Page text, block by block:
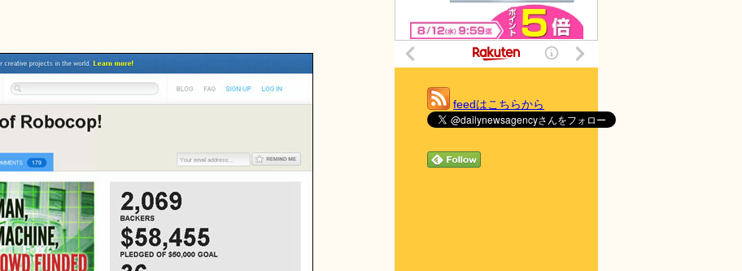
feedはこちらから